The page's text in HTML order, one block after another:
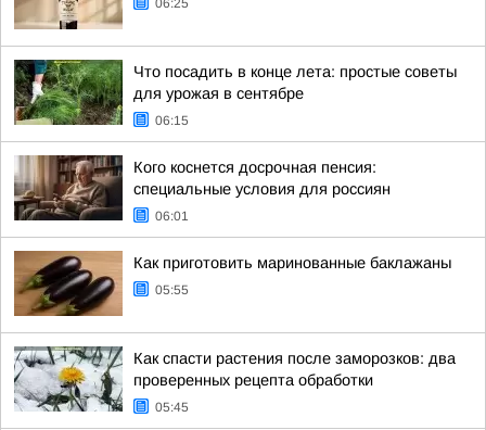
06:25
Что посадить в конце лета: простые советы
для урожая в сентябре
06:15
Кого коснется досрочная пенсия:
специальные условия для россиян
06:01
Как приготовить маринованные баклажаны
05:55
Как спасти растения после заморозков: два
проверенных рецепта обработки
05:45